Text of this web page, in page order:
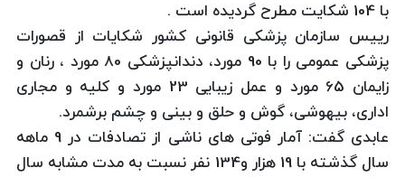
با 104 شکایت مطرح گردیده است .
رییس سازمان پزشکی قانونی کشور شکایات از قصورات
پزشکی عمومی را با 90 مورد، دندانپزشکی 80 مورد ، رنان و
زایمان 65 مورد و عمل زیبایی 23 مورد و کلیه و مجاری
اداری، بیهوشی، گوش و حلق و بینی و چشم برشمرد.
عابدی گفت: آمار فوتی های ناشی از تصادفات در 9 ماهه
سال گذشته با 19 هزار و134 نفر نسبت به مدت مشابه سال